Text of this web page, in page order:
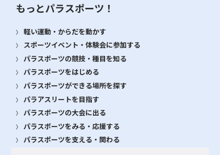
もっとパラスポーツ！
軽い運動・からだを動かす
スポーツイベント・体験会に参加する
パラスポーツの競技・種目を知る
パラスポーツをはじめる
パラスポーツができる場所を探す
パラアスリートを目指す
パラスポーツの大会に出る
パラスポーツをみる・応援する
パラスポーツを支える・関わる